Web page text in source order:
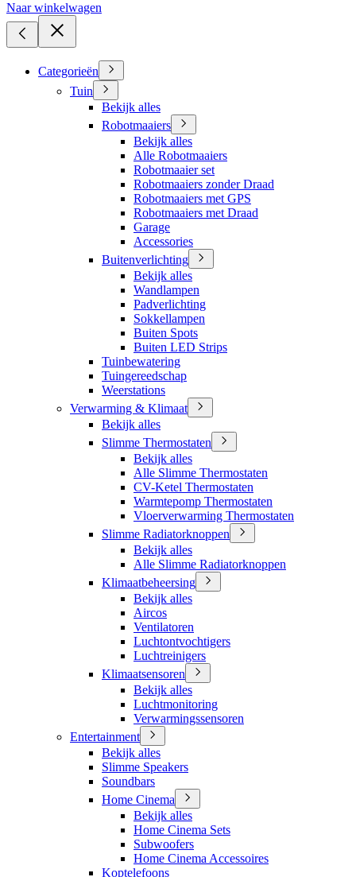
Naar winkelwagen
Categorieën
Tuin
Bekijk alles
Robotmaaiers
Bekijk alles
Alle Robotmaaiers
Robotmaaier set
Robotmaaiers zonder Draad
Robotmaaiers met GPS
Robotmaaiers met Draad
Garage
Accessories
Buitenverlichting
Bekijk alles
Wandlampen
Padverlichting
Sokkellampen
Buiten Spots
Buiten LED Strips
Tuinbewatering
Tuingereedschap
Weerstations
Verwarming & Klimaat
Bekijk alles
Slimme Thermostaten
Bekijk alles
Alle Slimme Thermostaten
CV-Ketel Thermostaten
Warmtepomp Thermostaten
Vloerverwarming Thermostaten
Slimme Radiatorknoppen
Bekijk alles
Alle Slimme Radiatorknoppen
Klimaatbeheersing
Bekijk alles
Aircos
Ventilatoren
Luchtontvochtigers
Luchtreinigers
Klimaatsensoren
Bekijk alles
Luchtmonitoring
Verwarmingssensoren
Entertainment
Bekijk alles
Slimme Speakers
Soundbars
Home Cinema
Bekijk alles
Home Cinema Sets
Subwoofers
Home Cinema Accessoires
Koptelefoons